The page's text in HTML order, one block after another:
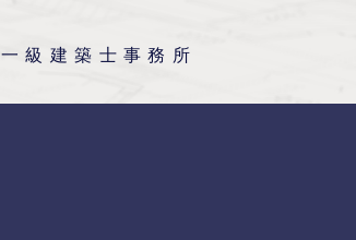
一級建築士事務所